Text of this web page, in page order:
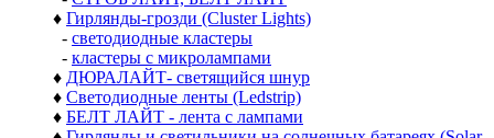
♦ Гирлянды-грозди (Cluster Lights)
- светодиодные кластеры
- кластеры с микролампами
♦ ДЮРАЛАЙТ- светящийся шнур
♦ Светодиодные ленты (Ledstrip)
♦ БЕЛТ ЛАЙТ - лента с лампами